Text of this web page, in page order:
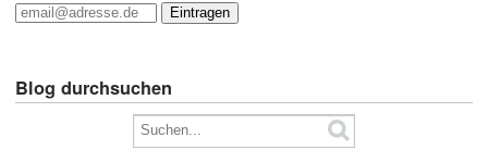
Eintragen
Blog durchsuchen